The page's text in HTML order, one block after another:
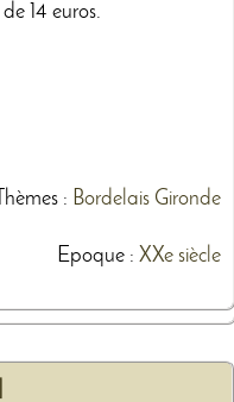
14 euros.
Thèmes: Bordelais Gironde
Epoque : XXe siècle